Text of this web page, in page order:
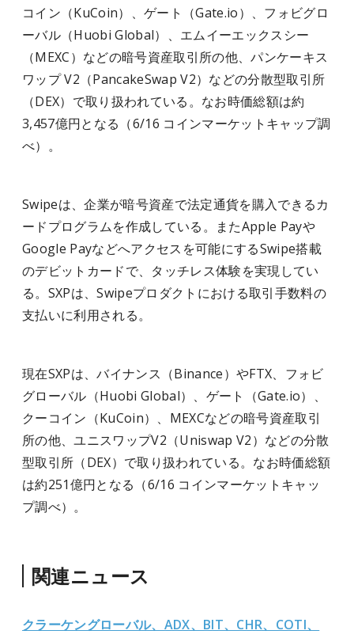
コイン（KuCoin）、ゲート（Gate.io）、フォビグロ
ーバル（Huobi Global）、エムイーエックスシー
（MEXC）などの暗号資産取引所の他、パンケーキス
ワップ V2（PancakeSwap V2）などの分散型取引所
（DEX）で取り扱われている。なお時価総額は約
3,457億円となる（6/16 コインマーケットキャップ調
べ）。
Swipeは、企業が暗号資産で法定通貨を購入できるカ
ードプログラムを作成している。またApple Payや
Google Payなどへアクセスを可能にするSwipe搭載
のデビットカードで、タッチレス体験を実現してい
る。SXPは、Swipeプロダクトにおける取引手数料の
支払いに利用される。
現在SXPは、バイナンス（Binance）やFTX、フォビ
グローバル（Huobi Global）、ゲート（Gate.io）、
クーコイン（KuCoin）、MEXCなどの暗号資産取引
所の他、ユニスワップV2（Uniswap V2）などの分散
型取引所（DEX）で取り扱われている。なお時価総額
は約251億円となる（6/16 コインマーケットキャッ
プ調べ）。
関連ニュース
クラーケングローバル、ADX、BIT、CHR、COTI、